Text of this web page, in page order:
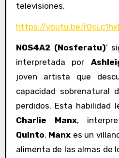
televisiones.
https://youtu.be/
NOS4A2 (Nosferatu)’
interpretada por
joven artista que
capacidad sobrenatural
perdidos. Esta habilidad
Charlie Manx,
Quinto. Manx es un
alimenta de las almas de